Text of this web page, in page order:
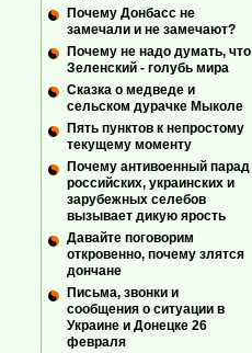
Почему Донбасс не
замечали и не замечают?
Почему не надо думать, что
Зеленский - голубь мира
Сказка о медведе и
сельском дурачке Мыколе
Пять пунктов к непростому
текущему моменту
Почему антивоенный парад
российских, украинских и
зарубежных селебов
вызывает дикую ярость
Давайте поговорим
откровенно, почему злятся
дончане
Письма, звонки и
сообщения о ситуации в
Украине и Донецке 26
февраля